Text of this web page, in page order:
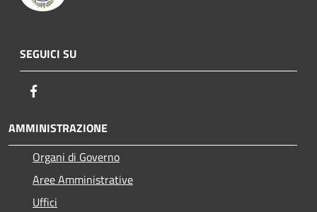
SEGUICI SU
AMMINISTRAZIONE
Organi di Governo
Aree Amministrative
Uffici